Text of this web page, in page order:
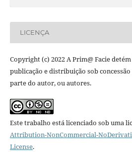
LICENÇA
Copyright (c) 2022 A Prim@ Facie
publicação e distribuição sob
parte do autor, ou autores.
Este trabalho está licenciado sob uma
Attribution-NonCommercial-
License.